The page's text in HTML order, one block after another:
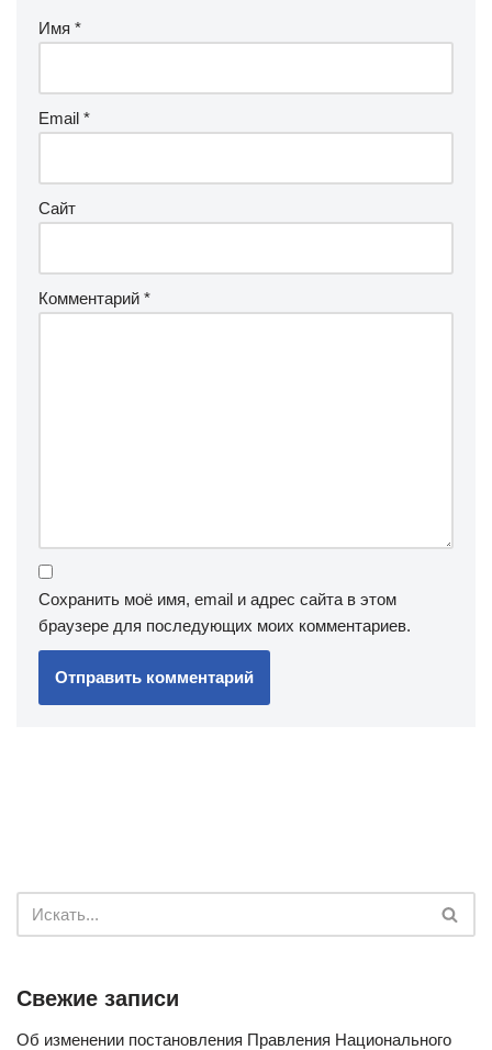
Имя *
Email *
Сайт
Комментарий *
Сохранить моё имя, email и адрес сайта в этом
браузере для последующих моих комментариев.
Свежие записи
Об изменении постановления Правления Национального